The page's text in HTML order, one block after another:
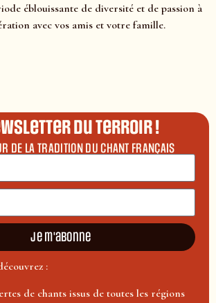
éblouissante de diversité et de passion à
avec vos amis et votre famille.
du terroir !
DE LA TRADITION DU CHANT FRANÇAIS
Je m'abonne
:
de chants issus de toutes les régions